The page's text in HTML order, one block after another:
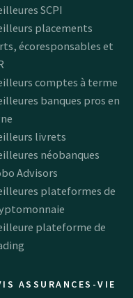
SCPI
placements
écoresponsables et
comptes à terme
banques pros en
livrets
néobanques
Advisors
plateformes de
plateforme de
ASSURANCES-VIE